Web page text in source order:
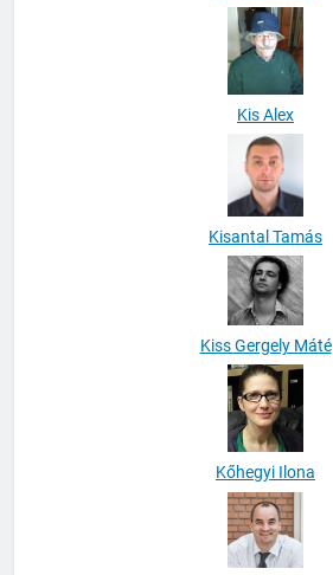
Kis Alex
Kisantal Tamás
Kiss Gergely Máté
Kőhegyi Ilona